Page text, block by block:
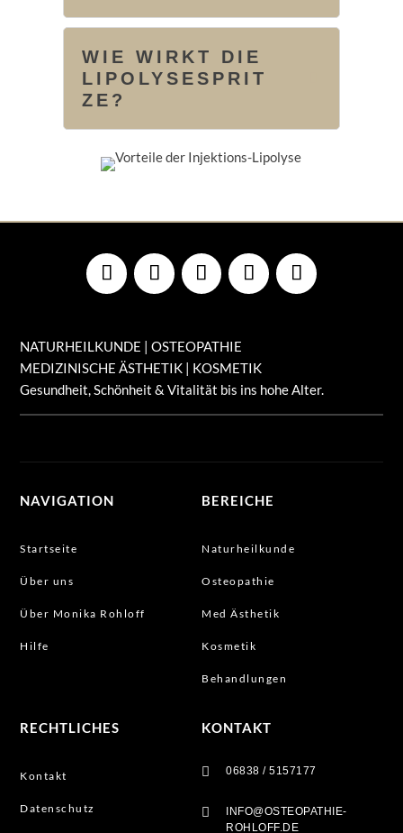
WIE WIRKT DIE
LIPOLYSESPRIT
ZE?
NATURHEILKUNDE | OSTEOPATHIE
MEDIZINISCHE ÄSTHETIK | KOSMETIK
Gesundheit, Schönheit & Vitalität bis ins hohe Alter.
NAVIGATION
Startseite
Über uns
Über Monika Rohloff
Hilfe
RECHTLICHES
Kontakt
Datenschutz
BEREICHE
Naturheilkunde
Osteopathie
Med Ästhetik
Kosmetik
Behandlungen
KONTAKT
 06838 / 5157177

INFO@OSTEOPATHIE-
ROHLOFF.DE